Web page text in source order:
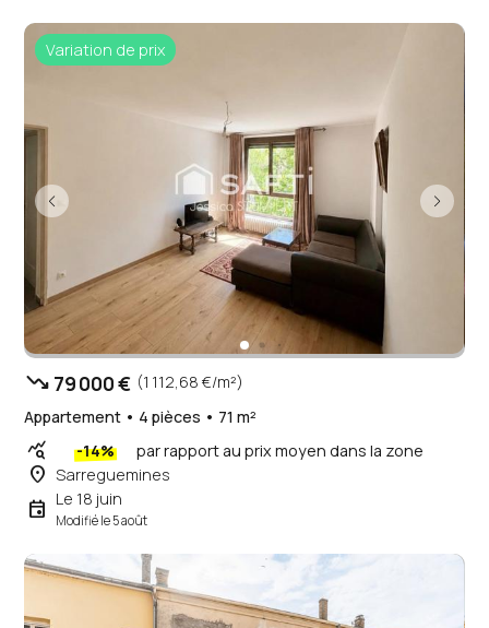
Variation de prix
trending_down 79 000 € (1 112,68 €/m²)
Appartement • 4 pièces • 71 m²
query_stats -14% par rapport au prix moyen dans la zone
place Sarreguemines
event Le 18 juin
Modifié le 5 août